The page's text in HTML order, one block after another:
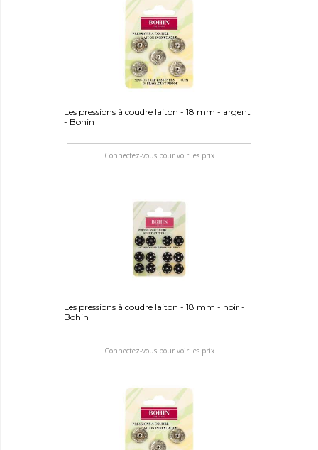
Les pressions à coudre laiton - 18 mm - argent
- Bohin
Connectez-vous pour voir les prix
Les pressions à coudre laiton - 18 mm - noir -
Bohin
Connectez-vous pour voir les prix